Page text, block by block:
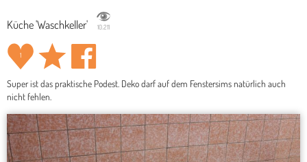
Küche 'Waschkeller' 10.211
1
Super ist das praktische Podest. Deko darf auf dem Fenstersims natürlich auch
nicht fehlen.